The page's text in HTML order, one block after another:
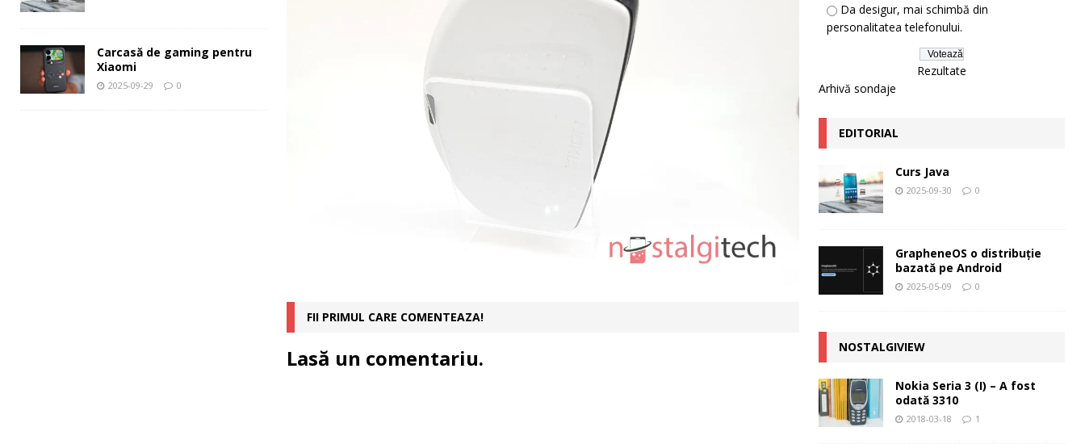
FII PRIMUL CARE COMENTEAZA!
Lasă un comentariu.
Carcasă de gaming pentru
Xiaomi
2025-09-29 0
Da desigur, mai schimbă din
personalitatea telefonului.
Rezultate
Arhivă sondaje
EDITORIAL
Curs Java
2025-09-30 0
GrapheneOS o distribuție
bazată pe Android
2025-05-09 0
NOSTALGIVIEW
Nokia Seria 3 (I) – A fost
odată 3310
2018-03-18 1